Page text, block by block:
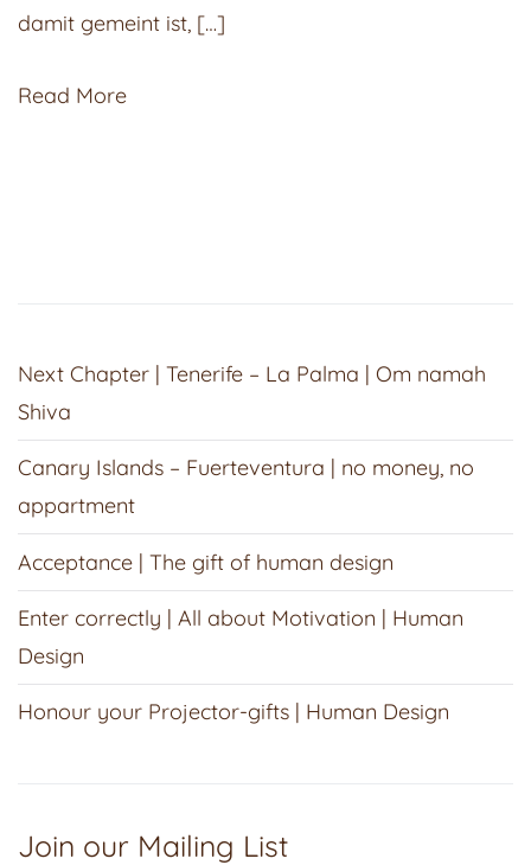
damit gemeint ist, […]
Read More
Next Chapter | Tenerife – La Palma | Om namah
Shiva
Canary Islands – Fuerteventura | no money, no
appartment
Acceptance | The gift of human design
Enter correctly | All about Motivation | Human
Design
Honour your Projector-gifts | Human Design
Join our Mailing List